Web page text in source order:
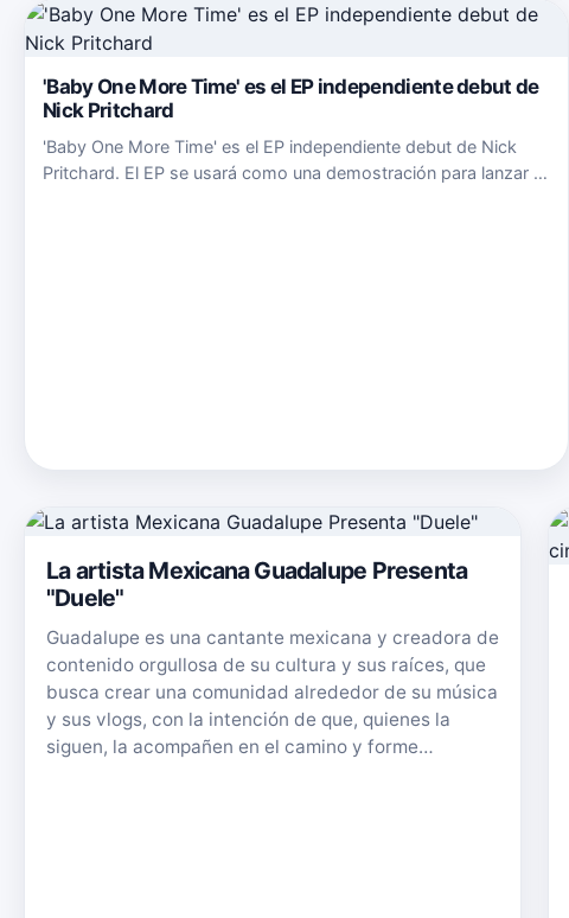
'Baby One More Time' es el EP independiente debut de
Nick Pritchard
'Baby One More Time' es el EP independiente debut de Nick
Pritchard. El EP se usará como una demostración para lanzar a
La artista Mexicana Guadalupe Presenta
"Duele"
Guadalupe es una cantante mexicana y creadora de
contenido orgullosa de su cultura y sus raíces, que
busca crear una comunidad alrededor de su música
y sus vlogs, con la intención de que, quienes la
siguen, la acompañen en el camino y forme…